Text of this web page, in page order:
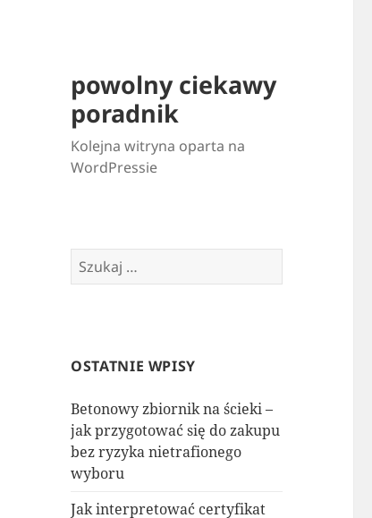
powolny ciekawy
poradnik
Kolejna witryna oparta na
WordPressie
Szukaj:
OSTATNIE WPISY
Betonowy zbiornik na ścieki –
jak przygotować się do zakupu
bez ryzyka nietrafionego
wyboru
Jak interpretować certyfikat